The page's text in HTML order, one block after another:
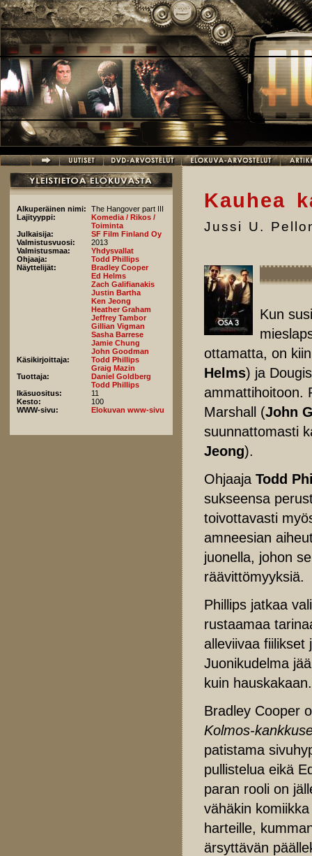
Hyppää pääsisältöön
Alkuperäinen nimi:
The Hangover part III
Lajityyppi:
Komedia / Rikos /
Toiminta
Julkaisija:
SF Film Finland Oy
Valmistusvuosi:
2013
Valmistusmaa:
Yhdysvallat
Ohjaaja:
Todd Phillips
Näyttelijät:
Bradley Cooper
Ed Helms
Zach Galifianakis
Justin Bartha
Ken Jeong
Heather Graham
Jeffrey Tambor
Gillian Vigman
Sasha Barrese
Jamie Chung
John Goodman
Käsikirjoittaja:
Todd Phillips
Graig Mazin
Tuottaja:
Daniel Goldberg
Todd Phillips
Ikäsuositus:
11
Kesto:
100
WWW-sivu:
Elokuvan www-sivu
Kauhea
Jussi U.
Kun
ottamatta, on
Helms) ja
ammattihoitoon.
Marshall (John
suunnattomasti
Jeong).
Ohjaaja Todd
sukseensa
toivottavasti
amneesian
juonella, johon
räävittömyyksiä.
Phillips jatkaa
rustaamaa
alleviivaa fiilikset
Juonikudelma
kuin hauskakaan.
Bradley Cooper
Kolmos-
patistama
pullistelua eikä
paran rooli on
vähäkin
harteille,
ärsyttävän